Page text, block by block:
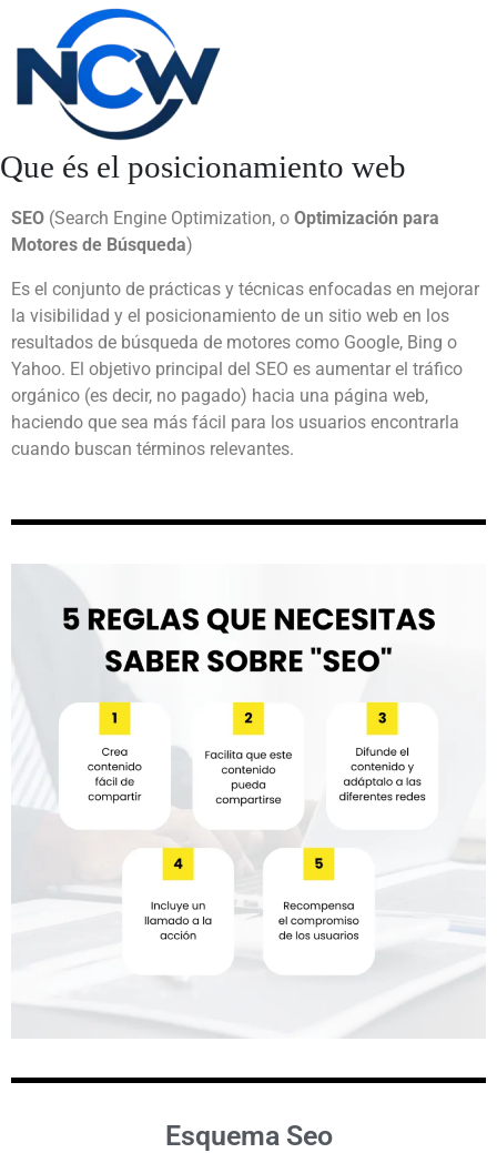
Que és el posicionamiento web
SEO (Search Engine Optimization, o Optimización para
Motores de Búsqueda)
Es el conjunto de prácticas y técnicas enfocadas en mejorar
la visibilidad y el posicionamiento de un sitio web en los
resultados de búsqueda de motores como Google, Bing o
Yahoo. El objetivo principal del SEO es aumentar el tráfico
orgánico (es decir, no pagado) hacia una página web,
haciendo que sea más fácil para los usuarios encontrarla
cuando buscan términos relevantes.
Esquema Seo